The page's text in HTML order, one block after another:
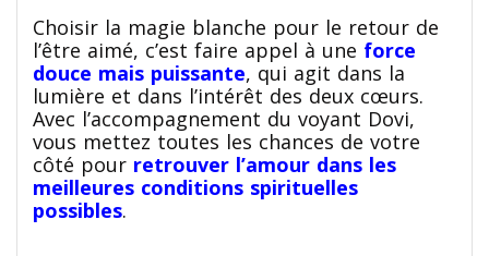
Choisir la magie blanche pour le retour de
l’être aimé, c’est faire appel à une force
douce mais puissante, qui agit dans la
lumière et dans l’intérêt des deux cœurs.
Avec l’accompagnement du voyant Dovi,
vous mettez toutes les chances de votre
côté pour retrouver l’amour dans les
meilleures conditions spirituelles
possibles.